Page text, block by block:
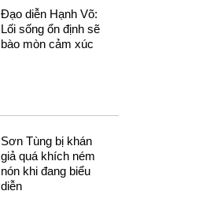
Đạo diễn Hạnh Võ:
Lối sống ổn định sẽ
bào mòn cảm xúc
Sơn Tùng bị khán
giả quá khích ném
nón khi đang biểu
diễn